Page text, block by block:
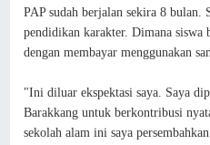
PAP sudah berjalan sekira 8 bulan.
pendidikan karakter. Dimana siswa
dengan membayar menggunakan
"Ini diluar ekspektasi saya. Saya
Barakkang untuk berkontribusi
sekolah alam ini saya